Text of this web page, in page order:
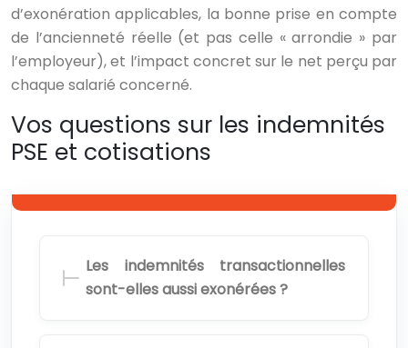
d’exonération applicables, la bonne prise en compte
de l’ancienneté réelle (et pas celle « arrondie » par
l’employeur), et l’impact concret sur le net perçu par
chaque salarié concerné.
Vos questions sur les indemnités
PSE et cotisations
Les indemnités transactionnelles
sont-elles aussi exonérées ?